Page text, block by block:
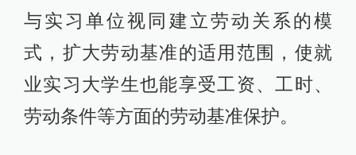
与实习单位视同建立劳动关系的模
式，扩大劳动基准的适用范围，使就
业实习大学生也能享受工资、工时、
劳动条件等方面的劳动基准保护。